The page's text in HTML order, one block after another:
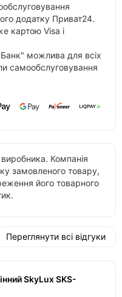
додатку Приват24.
картою Visa і
можлива для всіх
самообслуговування
виробника. Компанія
замовленого товару,
його товарного
Переглянути всі відгуки
SkyLux SKS-